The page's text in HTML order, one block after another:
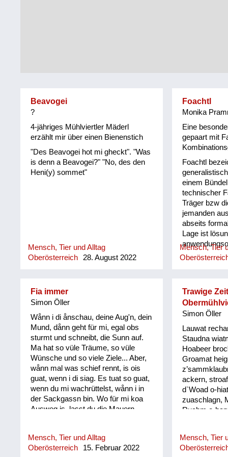
Beavogei
?
4-jähriges Mühlviertler Mäderl
erzählt mir über einen Bienenstich
"Des Beavogei hot mi gheckt". "Was
is denn a Beavogei?" "No, des den
Heni(y) sommet"
Mensch, Tier und Alltag
Oberösterreich
28. August 2022
Foachtl
Monika
Eine
gepaart mit
Foachtl
einem
technischer
Träger bzw
jemanden
abseits
Lage ist
Foachtl ist in
besonders
gestellt
Mensch, Tier
Fia immer
Simon Öller
Wånn i di ånschau, deine Aug'n, dein
Mund, dånn geht für mi, egal obs
sturmt und schneibt, die Sunn auf.
Ma hat so vüle Träume, so vüle
Wünsche und so viele Ziele... Aber,
wånn mal was schief rennt, is ois
guat, wenn i di siag. Es tuat so guat,
wenn du mi wachrüttelst, wånn i in
der Sackgassn bin. Wo für mi koa
Ausweg is, lasst du die Mauern
auf und i siag wieder klar, gibst mir
die Kraft, baust mi wieder auf, und di
Mensch, Tier und Alltag
Oberösterreich
15. Februar 2022
Trawige
Simon Öller
Lauwat
Staudna
Hoabeer
Groamat
ackern,
d`Woad o-
zuaschlagn,
Ruabm o-
Haar
´Wiesn odl´n
Mensch, Tier